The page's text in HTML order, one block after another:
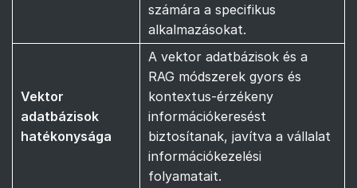
számára a specifikus
alkalmazásokat.
Vektor
adatbázisok
hatékonysága
A vektor adatbázisok és a
RAG módszerek gyors és
kontextus-érzékeny
információkeresést
biztosítanak, javítva a vállalat
információkezelési
folyamatait.